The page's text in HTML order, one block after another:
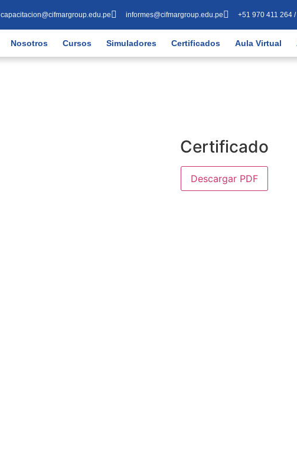
capacitacion@cifmargroup.edu.pe informes@cifmargroup.edu.pe +51 970 411 264
Nosotros Cursos Simuladores Certificados Aula Virtual
Certificado
Descargar PDF